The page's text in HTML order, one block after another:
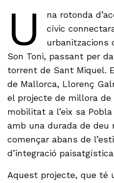
U
na rotonda
cívic
urbanitzacions
Son Toni, passant per
torrent de Sant Miquel.
de Mallorca, Llorenç
el projecte de millora
mobilitat a l’eix sa
amb una durada de deu
començar abans de
d’integració
Aquest projecte, que té